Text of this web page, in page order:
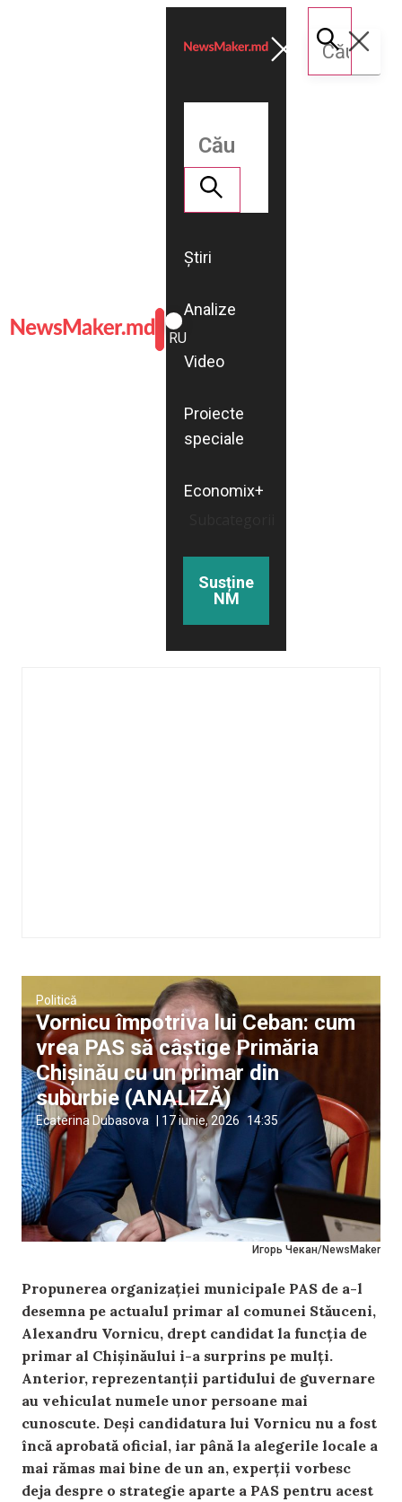
ROMÂNĂ
RU
Știri
Analize
Video
Proiecte
speciale
Economix+
Susține
NM
Игорь Чекан/NewsMaker
Politică
Vornicu împotriva lui Ceban: cum
vrea PAS să câștige Primăria
Chișinău cu un primar din
suburbie (ANALIZĂ)
Ecaterina Dubasova 17 iunie, 2026 14:35
Propunerea organizației municipale PAS de a-l
desemna pe actualul primar al comunei Stăuceni,
Alexandru Vornicu, drept candidat la funcția de
primar al Chișinăului i-a surprins pe mulți.
Anterior, reprezentanții partidului de guvernare
au vehiculat numele unor persoane mai
cunoscute. Deși candidatura lui Vornicu nu a fost
încă aprobată oficial, iar până la alegerile locale a
mai rămas mai bine de un an, experții vorbesc
deja despre o strategie aparte a PAS pentru acest